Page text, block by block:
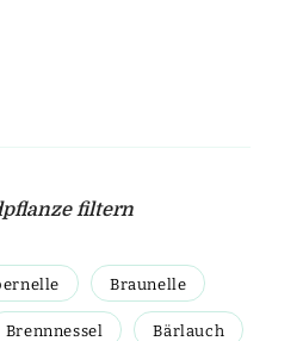
filtern
Braunelle
Brennnessel Bärlauch